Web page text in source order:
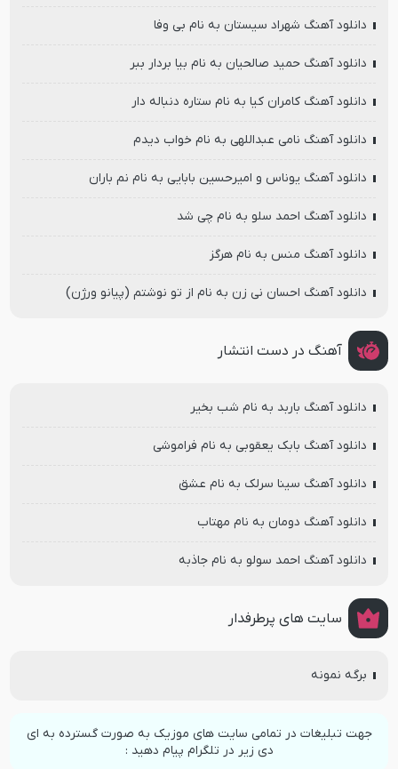
دانلود آهنگ شهراد سیستان به نام بی وفا
دانلود آهنگ حمید صالحیان به نام بیا بردار ببر
دانلود آهنگ کامران کیا به نام ستاره دنباله دار
دانلود آهنگ نامی عبداللهی به نام خواب دیدم
دانلود آهنگ یوناس و امیرحسین بابایی به نام نم باران
دانلود آهنگ احمد سلو به نام چی شد
دانلود آهنگ منس به نام هرگز
دانلود آهنگ احسان نی زن به نام از تو نوشتم (پیانو ورژن)
آهنگ در دست انتشار
دانلود آهنگ باربد به نام شب بخیر
دانلود آهنگ بابک یعقوبی به نام فراموشی
دانلود آهنگ سینا سرلک به نام عشق
دانلود آهنگ دومان به نام مهتاب
دانلود آهنگ احمد سولو به نام جاذبه
سایت های پرطرفدار
برگه نمونه
جهت تبلیغات در تمامی سایت های موزیک به صورت گسترده به ای
دی زیر در تلگرام پیام دهید :